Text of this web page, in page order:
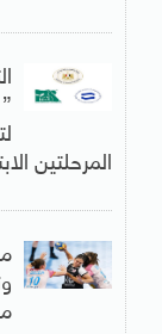
المرحلتين